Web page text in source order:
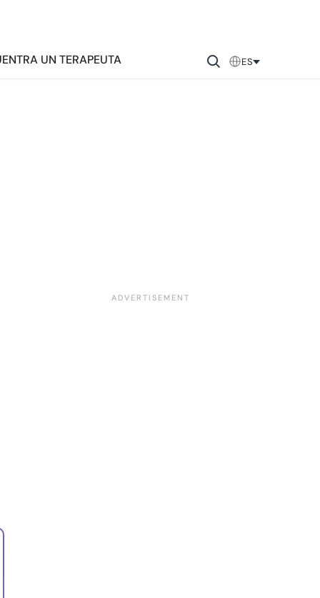
UN TERAPEUTA ES